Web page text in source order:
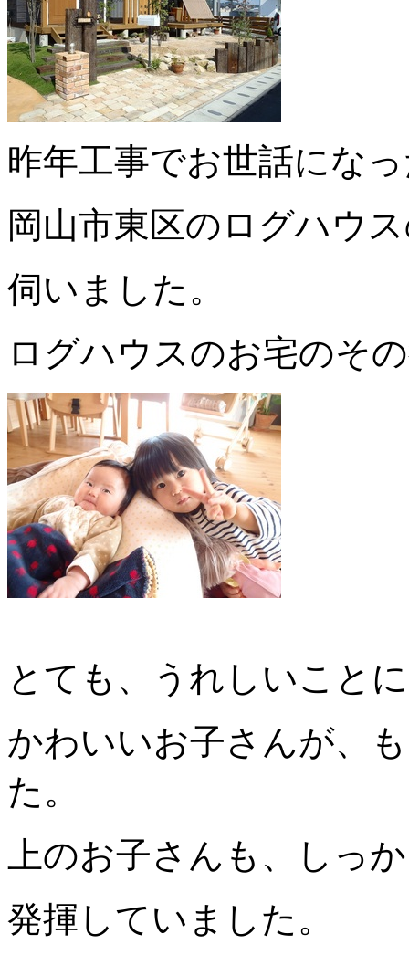
昨年工事でお世話にな
岡山市東区のログハウ
伺いました。
ログハウスのお宅のそ
とても、うれしいことに
かわいいお子さんが、
た。
上のお子さんも、しっ
発揮していました。